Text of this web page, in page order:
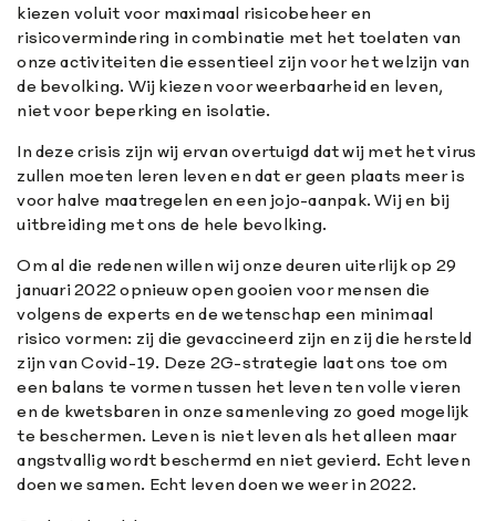
kiezen voluit voor maximaal risicobeheer en
risicovermindering in combinatie met het toelaten van
onze activiteiten die essentieel zijn voor het welzijn van
de bevolking. Wij kiezen voor weerbaarheid en leven,
niet voor beperking en isolatie.
In deze crisis zijn wij ervan overtuigd dat wij met het virus
zullen moeten leren leven en dat er geen plaats meer is
voor halve maatregelen en een jojo-aanpak. Wij en bij
uitbreiding met ons de hele bevolking.
Om al die redenen willen wij onze deuren uiterlijk op 29
januari 2022 opnieuw open gooien voor mensen die
volgens de experts en de wetenschap een minimaal
risico vormen: zij die gevaccineerd zijn en zij die hersteld
zijn van Covid-19. Deze 2G-strategie laat ons toe om
een balans te vormen tussen het leven ten volle vieren
en de kwetsbaren in onze samenleving zo goed mogelijk
te beschermen. Leven is niet leven als het alleen maar
angstvallig wordt beschermd en niet gevierd. Echt leven
doen we samen. Echt leven doen we weer in 2022.